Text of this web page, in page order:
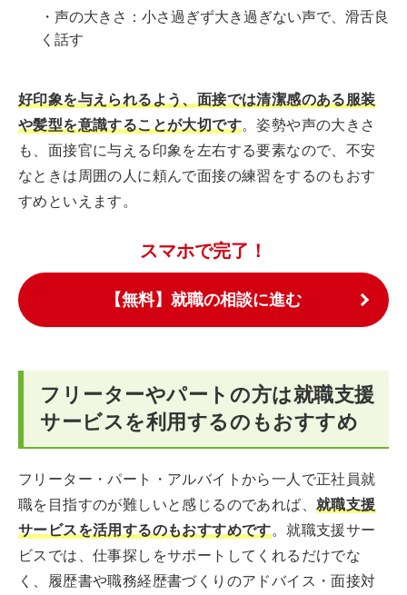
・声の大きさ：小さ過ぎず大き過ぎない声で、滑舌良
く話す
好印象を与えられるよう、面接では清潔感のある服装
や髪型を意識することが大切です。姿勢や声の大きさ
も、面接官に与える印象を左右する要素なので、不安
なときは周囲の人に頼んで面接の練習をするのもおす
すめといえます。
スマホで完了！
【無料】就職の相談に進む
フリーターやパートの方は就職支援
サービスを利用するのもおすすめ
フリーター・パート・アルバイトから一人で正社員就
職を目指すのが難しいと感じるのであれば、 就職支援
サービスを活用するのもおすすめです。就職支援サー
ビスでは、仕事探しをサポートしてくれるだけでな
く、履歴書や職務経歴書づくりのアドバイス・面接対